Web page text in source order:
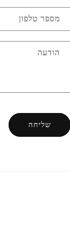
מספר טלפון
הודעה
שליחה